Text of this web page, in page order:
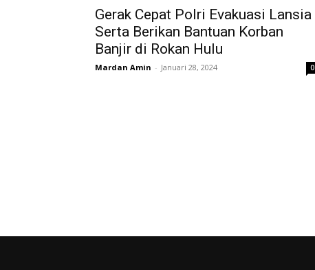
Gerak Cepat Polri Evakuasi Lansia
Serta Berikan Bantuan Korban
Banjir di Rokan Hulu
Mardan Amin - Januari 28, 2024 0